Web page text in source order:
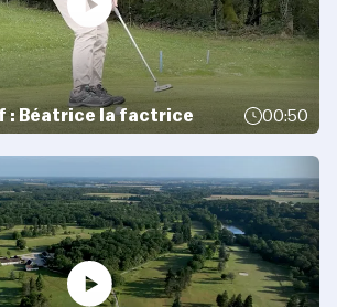
: Béatrice la factrice 00:50